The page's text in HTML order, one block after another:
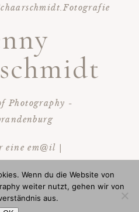
Photography -
eine em@il |
0172/3628893
Wenn du die Website von
weiter nutzt, gehen wir von
aus.